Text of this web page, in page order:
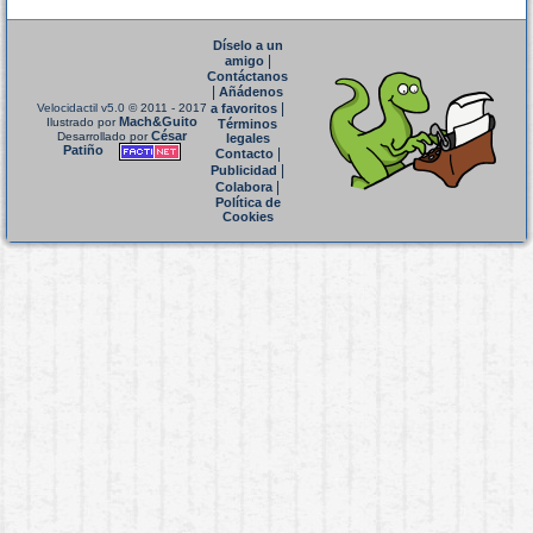
Velocidactil v5.0 © 2011 - 2017
Ilustrado porMach&Guito
Desarrollado porCésar
Patiño
Díselo a un
amigo|
Contáctanos
Añádenos
a favoritos
Términos
legales
Contacto|
Publicidad
Colabora|
Política de
Cookies